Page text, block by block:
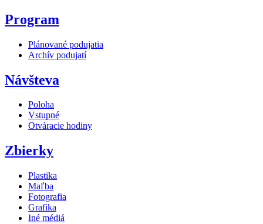
Program
Plánované podujatia
Archív podujatí
Návšteva
Poloha
Vstupné
Otváracie hodiny
Zbierky
Plastika
Maľba
Fotografia
Grafika
Iné médiá